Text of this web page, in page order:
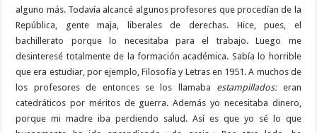
alguno más. Todavía alcancé algunos profesores que procedían de la
República, gente maja, liberales de derechas. Hice, pues, el
bachillerato porque lo necesitaba para el trabajo. Luego me
desinteresé totalmente de la formación académica. Sabía lo horrible
que era estudiar, por ejemplo, Filosofía y Letras en 1951. A muchos de
los profesores de entonces se los llamaba estampillados: eran
catedráticos por méritos de guerra. Además yo necesitaba dinero,
porque mi madre iba perdiendo salud. Así es que yo sé lo que